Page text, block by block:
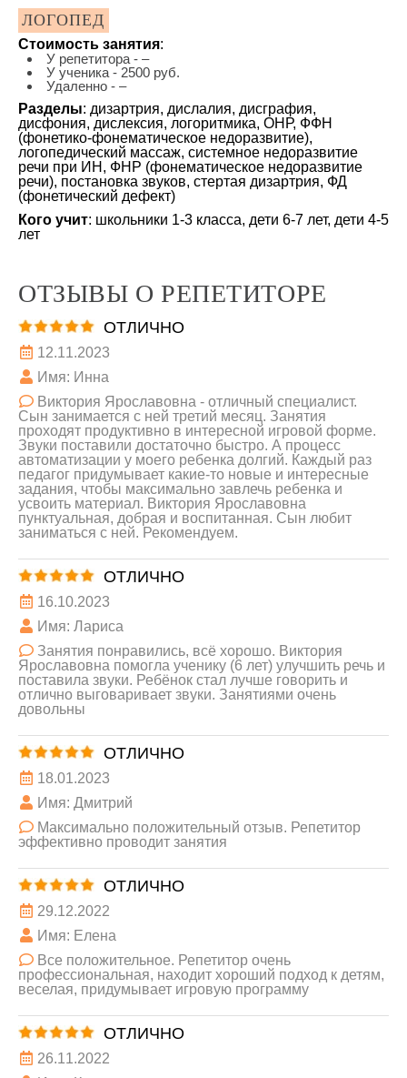
ЛОГОПЕД
Стоимость занятия:
У репетитора - –
У ученика - 2500 руб.
Удаленно - –
Разделы: дизартрия, дислалия, дисграфия,
дисфония, дислексия, логоритмика, ОНР, ФФН
(фонетико-фонематическое недоразвитие),
логопедический массаж, системное недоразвитие
речи при ИН, ФНР (фонематическое недоразвитие
речи), постановка звуков, стертая дизартрия, ФД
(фонетический дефект)
Кого учит: школьники 1-3 класса, дети 6-7 лет, дети 4-5
лет
ОТЗЫВЫ О РЕПЕТИТОРЕ
ОТЛИЧНО
12.11.2023
Имя: Инна
Виктория Ярославовна - отличный специалист.
Сын занимается с ней третий месяц. Занятия
проходят продуктивно в интересной игровой форме.
Звуки поставили достаточно быстро. А процесс
автоматизации у моего ребенка долгий. Каждый раз
педагог придумывает какие-то новые и интересные
задания, чтобы максимально завлечь ребенка и
усвоить материал. Виктория Ярославовна
пунктуальная, добрая и воспитанная. Сын любит
заниматься с ней. Рекомендуем.
ОТЛИЧНО
16.10.2023
Имя: Лариса
Занятия понравились, всё хорошо. Виктория
Ярославовна помогла ученику (6 лет) улучшить речь и
поставила звуки. Ребёнок стал лучше говорить и
отлично выговаривает звуки. Занятиями очень
довольны
ОТЛИЧНО
18.01.2023
Имя: Дмитрий
Максимально положительный отзыв. Репетитор
эффективно проводит занятия
ОТЛИЧНО
29.12.2022
Имя: Елена
Все положительное. Репетитор очень
профессиональная, находит хороший подход к детям,
веселая, придумывает игровую программу
ОТЛИЧНО
26.11.2022